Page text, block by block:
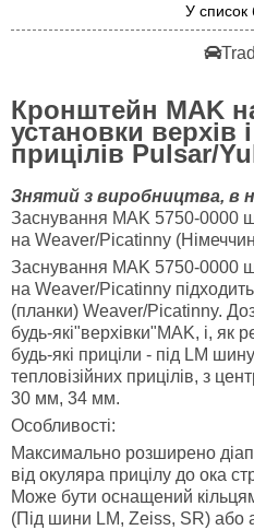
У список
Кронштейн MAK
установки верхів
прицілів Pulsar/
Знятий з виробництва, в
Заснування MAK 5750-0000
на Weaver/Picatinny
Заснування MAK 5750-0000
на Weaver/Picatinny
(планки) Weaver/Picatinny.
будь-які"верхівки"MAK, і, як
будь-які приціли - під LM
тепловізійних прицілів, з
30 мм, 34 мм.
Особливості:
Максимально розширено
від окуляра прицілу до ока
Може бути оснащений
(Під шини LM, Zeiss, SR) або